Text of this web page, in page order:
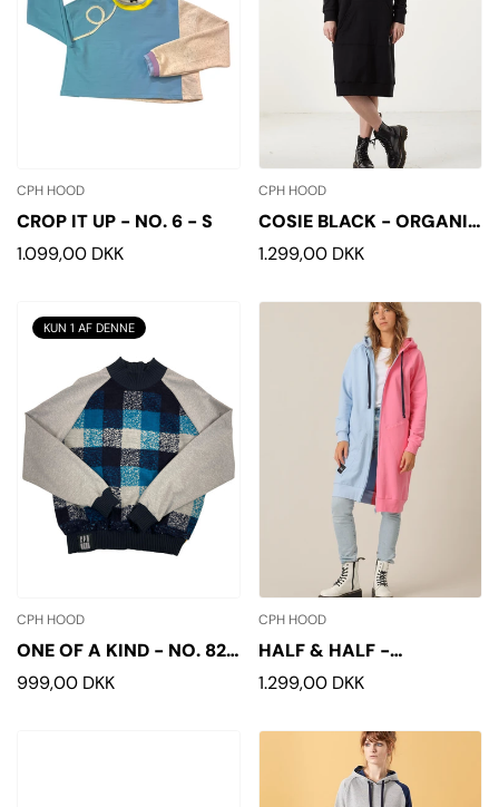
CPH HOOD
CROP IT UP - NO. 6 - S
Normalpris
1.099,00 DKK
CPH HOOD
COSIE BLACK - ORGANIC
HOODIE
Normalpris
1.299,00 DKK
KUN 1 AF DENNE
CPH HOOD
ONE OF A KIND - NO. 82 -
XL
Normalpris
999,00 DKK
CPH HOOD
HALF & HALF -
PASTELLIES HOODIE
Normalpris
1.299,00 DKK